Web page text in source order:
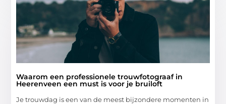
Waarom een professionele trouwfotograaf in
Heerenveen een must is voor je bruiloft
Je trouwdag is een van de meest bijzondere momenten in